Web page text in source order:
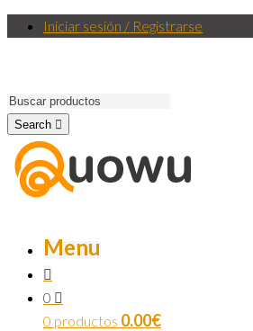
Iniciar sesión / Registrarse
Search
Menu
0
0 productos 0.00€